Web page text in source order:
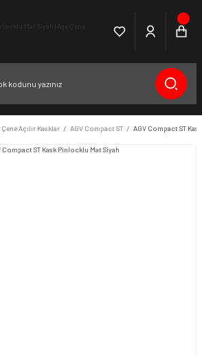
Çene Açılır Kasklar AGV Compact ST AGV Compact ST